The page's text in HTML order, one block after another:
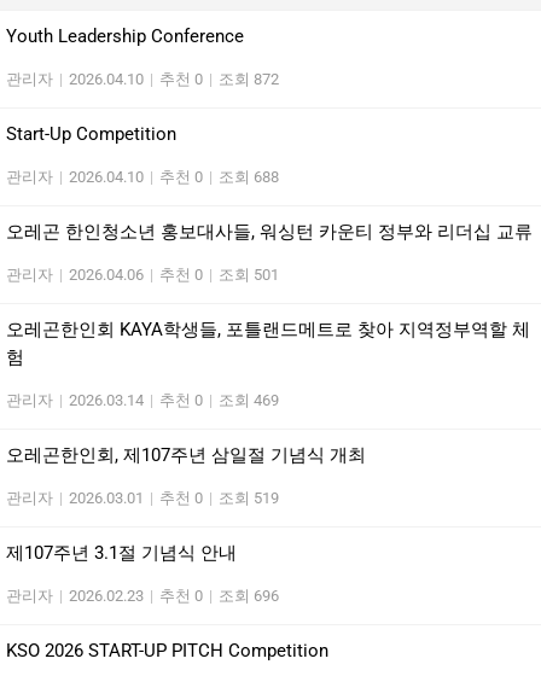
Youth Leadership Conference
관리자 | 2026.04.10 | 추천 0 | 조회 872
Start-Up Competition
관리자 | 2026.04.10 | 추천 0 | 조회 688
오레곤 한인청소년 홍보대사들, 워싱턴 카운티 정부와 리더십 교류
관리자 | 2026.04.06 | 추천 0 | 조회 501
오레곤한인회 KAYA학생들, 포틀랜드메트로 찾아 지역정부역할 체
험
관리자 | 2026.03.14 | 추천 0 | 조회 469
오레곤한인회, 제107주년 삼일절 기념식 개최
관리자 | 2026.03.01 | 추천 0 | 조회 519
제107주년 3.1절 기념식 안내
관리자 | 2026.02.23 | 추천 0 | 조회 696
KSO 2026 START-UP PITCH Competition